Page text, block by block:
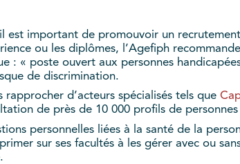
est important de promouvoir un
ou les diplômes, l’Agefiph
: « poste ouvert aux personnes
de discrimination.
d’acteurs spécialisés tels que
de près de 10 000 profils de personnes
personnelles liées à la santé de la
sur ses facultés à les gérer avec ou